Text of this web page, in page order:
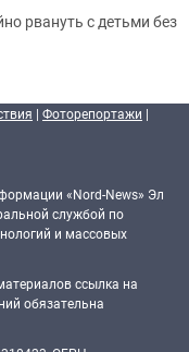
рвануть с детьми без
| Фоторепортажи |
«Nord-News» Эл
службой по
и массовых
ссылка на
обязательна